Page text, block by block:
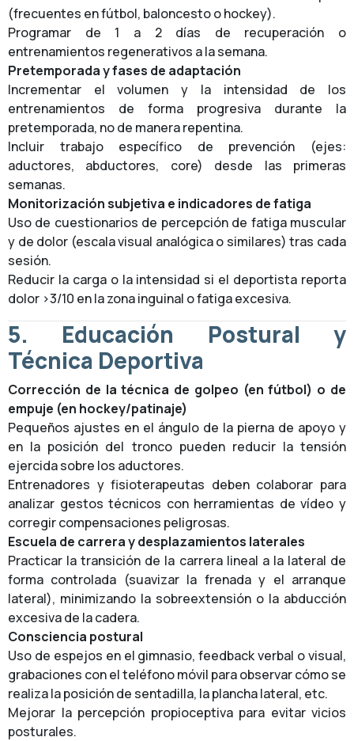
(frecuentes en fútbol, baloncesto o hockey).
Programar de 1 a 2 días de recuperación o
entrenamientos regenerativos a la semana.
Pretemporada y fases de adaptación
Incrementar el volumen y la intensidad de los
entrenamientos de forma progresiva durante la
pretemporada, no de manera repentina.
Incluir trabajo específico de prevención (ejes:
aductores, abductores, core) desde las primeras
semanas.
Monitorización subjetiva e indicadores de fatiga
Uso de cuestionarios de percepción de fatiga muscular
y de dolor (escala visual analógica o similares) tras cada
sesión.
Reducir la carga o la intensidad si el deportista reporta
dolor >3/10 en la zona inguinal o fatiga excesiva.
5. Educación Postural y
Técnica Deportiva
Corrección de la técnica de golpeo (en fútbol) o de
empuje (en hockey/patinaje)
Pequeños ajustes en el ángulo de la pierna de apoyo y
en la posición del tronco pueden reducir la tensión
ejercida sobre los aductores.
Entrenadores y fisioterapeutas deben colaborar para
analizar gestos técnicos con herramientas de vídeo y
corregir compensaciones peligrosas.
Escuela de carrera y desplazamientos laterales
Practicar la transición de la carrera lineal a la lateral de
forma controlada (suavizar la frenada y el arranque
lateral), minimizando la sobreextensión o la abducción
excesiva de la cadera.
Consciencia postural
Uso de espejos en el gimnasio, feedback verbal o visual,
grabaciones con el teléfono móvil para observar cómo se
realiza la posición de sentadilla, la plancha lateral, etc.
Mejorar la percepción propioceptiva para evitar vicios
posturales.